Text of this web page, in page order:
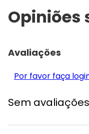
Opiniões
Avaliações
Por favor faça
Sem